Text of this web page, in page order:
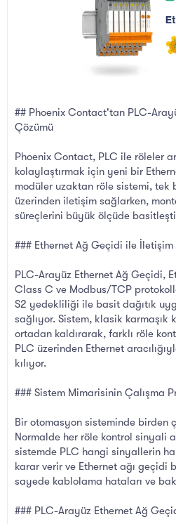
## Phoenix Contact'tan PLC-
Çözümü
Phoenix Contact, PLC ile röleler
kolaylaştırmak için yeni bir
modüler uzaktan röle sistemi, tek
üzerinden iletişim sağlarken,
süreçlerini büyük ölçüde
### Ethernet Ağ Geçidi ile İletişim
PLC-Arayüz Ethernet Ağ Geçidi,
Class C ve Modbus/TCP
S2 yedekliliği ile basit dağıtık
sağlıyor. Sistem, klasik karmaşık
ortadan kaldırarak, farklı röle
PLC üzerinden Ethernet
kılıyor.
### Sistem Mimarisinin Çalışma
Bir otomasyon sisteminde birden
Normalde her röle kontrol sinyali
sistemde PLC hangi sinyallerin
karar verir ve Ethernet ağı geçidi
sayede kablolama hataları ve
### PLC-Arayüz Ethernet Ağ